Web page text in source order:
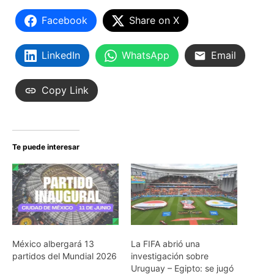
Facebook Share on X
LinkedIn WhatsApp Email
Copy Link
Te puede interesar
México albergará 13
partidos del Mundial 2026
La FIFA abrió una
investigación sobre
Uruguay – Egipto: se jugó